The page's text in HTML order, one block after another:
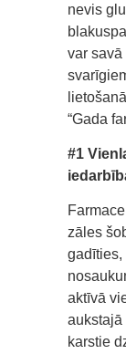
nevis
var
“Gada
#1
zāles
gadīties,
aktīvā
aukstajā
karstie